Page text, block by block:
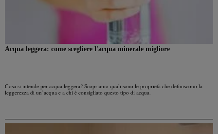
Acqua leggera: come scegliere l'acqua minerale migliore
Cosa si intende per acqua leggera? Scopriamo quali sono le proprietà che definiscono la
leggerezza di un’acqua e a chi è consigliato questo tipo di acqua.